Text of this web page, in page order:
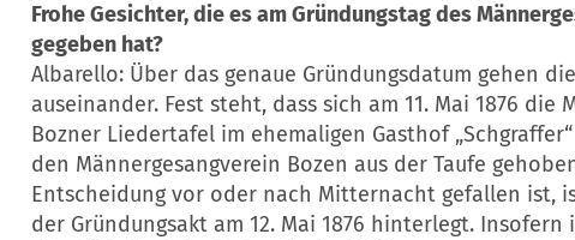
Frohe Gesichter, die es am Gründungstag des
gegeben hat?
Albarello: Über das genaue Gründungsdatum gehen
auseinander. Fest steht, dass sich am 11. Mai 1876 die
Bozner Liedertafel im ehemaligen Gasthof
den Männergesangverein Bozen aus der Taufe
Entscheidung vor oder nach Mitternacht gefallen ist,
der Gründungsakt am 12. Mai 1876 hinterlegt. Insofern